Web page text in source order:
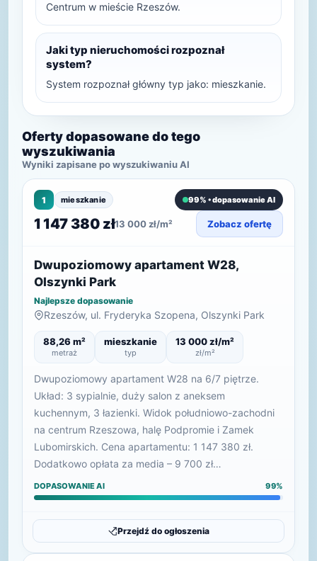
Centrum w mieście Rzeszów.
Jaki typ nieruchomości rozpoznał
system?
System rozpoznał główny typ jako: mieszkanie.
Oferty dopasowane do tego
wyszukiwania
Wyniki zapisane po wyszukiwaniu AI
1 mieszkanie 99% • dopasowanie AI
1 147 380 zł13 000 zł/m² Zobacz ofertę
Dwupoziomowy apartament W28,
Olszynki Park
Najlepsze dopasowanie
Rzeszów, ul. Fryderyka Szopena, Olszynki Park
88,26 m²
metraż
mieszkanie
typ
13 000 zł/m²
zł/m²
Dwupoziomowy apartament W28 na 6/7 piętrze.
Układ: 3 sypialnie, duży salon z aneksem
kuchennym, 3 łazienki. Widok południowo-zachodni
na centrum Rzeszowa, halę Podpromie i Zamek
Lubomirskich. Cena apartamentu: 1 147 380 zł.
Dodatkowo opłata za media – 9 700 zł…
DOPASOWANIE AI 99%
Przejdź do ogłoszenia